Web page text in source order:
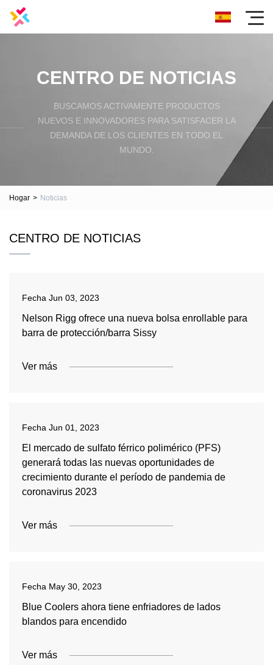
CENTRO DE NOTICIAS
BUSCAMOS ACTIVAMENTE PRODUCTOS
NUEVOS E INNOVADORES PARA SATISFACER LA
DEMANDA DE LOS CLIENTES EN TODO EL
MUNDO.
Hogar > Noticias
CENTRO DE NOTICIAS
Fecha Jun 03, 2023
Nelson Rigg ofrece una nueva bolsa enrollable para
barra de protección/barra Sissy
Ver más
Fecha Jun 01, 2023
El mercado de sulfato férrico polimérico (PFS)
generará todas las nuevas oportunidades de
crecimiento durante el período de pandemia de
coronavirus 2023
Ver más
Fecha May 30, 2023
Blue Coolers ahora tiene enfriadores de lados
blandos para encendido
Ver más